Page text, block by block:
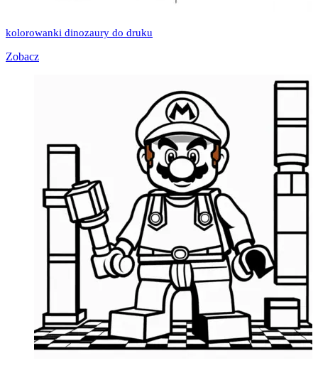
kolorowanki dinozaury do druku
Zobacz